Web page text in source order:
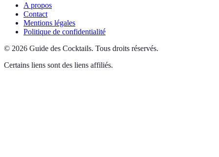
A propos
Contact
Mentions légales
Politique de confidentialité
© 2026 Guide des Cocktails. Tous droits réservés.
Certains liens sont des liens affiliés.